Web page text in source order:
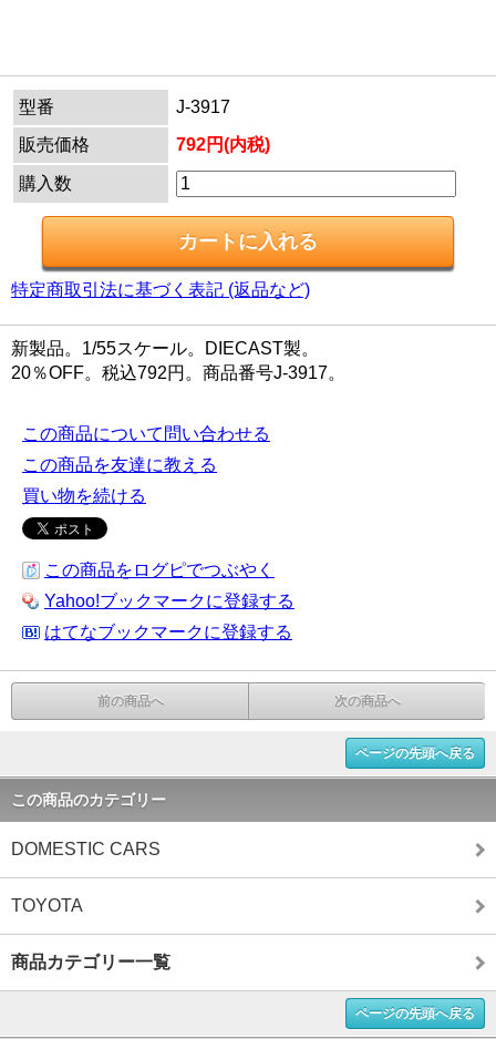
型番
J-3917
販売価格
792円(内税)
購入数
特定商取引法に基づく表記 (返品など)
新製品。1/55スケール。DIECAST製。
20％OFF。税込792円。商品番号J-3917。
この商品について問い合わせる
この商品を友達に教える
買い物を続ける
この商品をログピでつぶやく
Yahoo!ブックマークに登録する
はてなブックマークに登録する
前の商品へ 次の商品へ
ページの先頭へ戻る
この商品のカテゴリー
DOMESTIC CARS
TOYOTA
商品カテゴリー一覧
ページの先頭へ戻る